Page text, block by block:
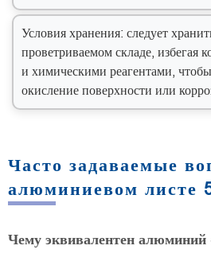
Условия хранения: следует
проветриваемом складе, избегая
и химическими реагентами,
окисление поверхности или
Часто задаваемые
алюминиевом листе
Чему эквивалентен алюминий